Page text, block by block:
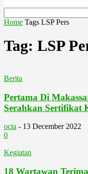
Home Tags LSP Pers
Tag: LSP
Berita
Pertama Di
Serahkan Sertifikat
octa - 13 December 2022
0
Kegiatan
18 Wartawan